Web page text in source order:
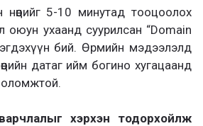
5-10 минутад тооцоолох
ухаанд суурилсан “Domain
бий. Өрмийн мэдээлэлд
датаг ийм богино хугацаанд
хэрхэн тодорхойлж